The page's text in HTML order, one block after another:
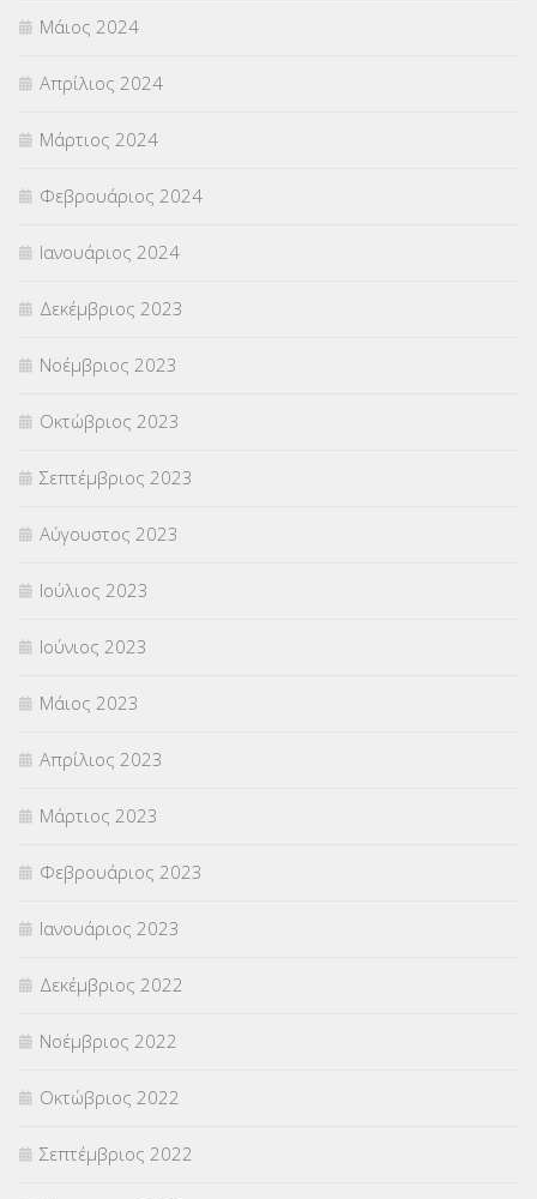
Μάιος 2024
Απρίλιος 2024
Μάρτιος 2024
Φεβρουάριος 2024
Ιανουάριος 2024
Δεκέμβριος 2023
Νοέμβριος 2023
Οκτώβριος 2023
Σεπτέμβριος 2023
Αύγουστος 2023
Ιούλιος 2023
Ιούνιος 2023
Μάιος 2023
Απρίλιος 2023
Μάρτιος 2023
Φεβρουάριος 2023
Ιανουάριος 2023
Δεκέμβριος 2022
Νοέμβριος 2022
Οκτώβριος 2022
Σεπτέμβριος 2022